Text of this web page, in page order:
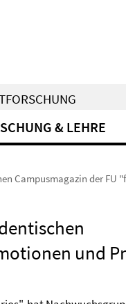
& LEHRE
Campusmagazin der FU
und